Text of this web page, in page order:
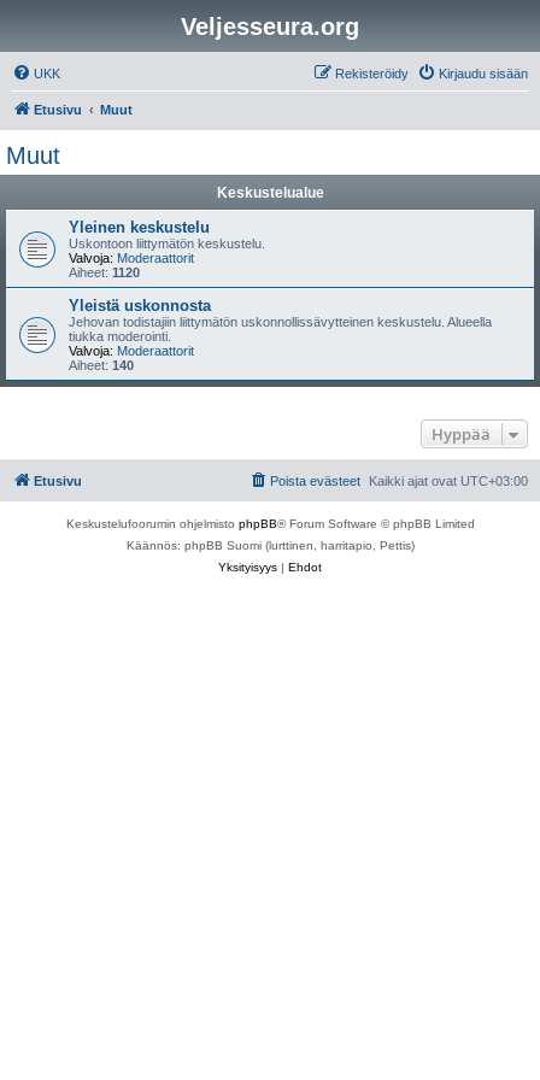
Veljesseura.org
UKK Kirjaudu sisään
Rekisteröidy
Etusivu Muut
Muut
Keskustelualue
Yleinen keskustelu
Uskontoon liittymätön keskustelu.
Valvoja: Moderaattorit
Aiheet: 1120
Yleistä uskonnosta
Jehovan todistajiin liittymätön uskonnollissävytteinen keskustelu. Alueella
tiukka moderointi.
Valvoja: Moderaattorit
Aiheet: 140
Hyppää
Etusivu Kaikki ajat ovat UTC+03:00
Poista evästeet
Keskustelufoorumin ohjelmisto phpBB® Forum Software © phpBB Limited
Käännös: phpBB Suomi (lurttinen, harritapio, Pettis)
Yksityisyys | Ehdot